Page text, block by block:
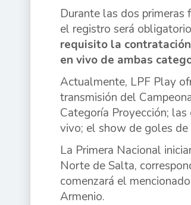
Durante las dos primeras
el registro será
requisito la
en vivo de ambas
Actualmente, LPF Play
transmisión del
Categoría Proyección;
vivo; el show de goles de
La Primera Nacional
Norte de Salta,
comenzará el
Armenio.